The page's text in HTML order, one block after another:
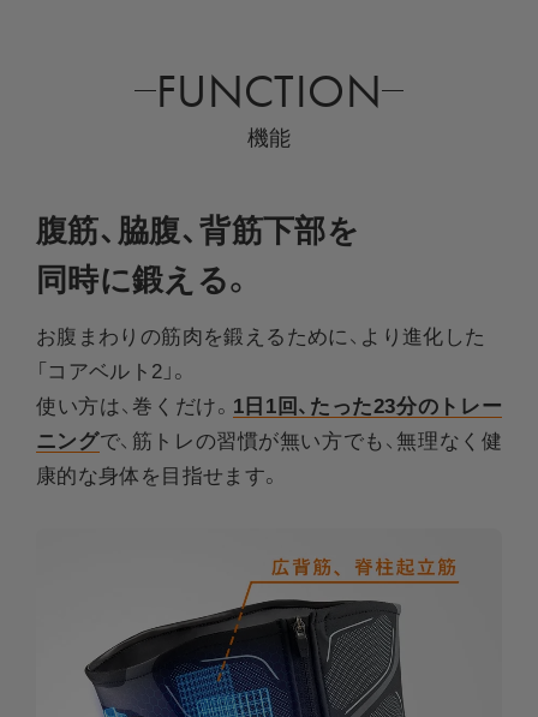
FUNCTION
機能
腹筋、脇腹、背筋下部を​
同時に鍛える。
お腹まわりの筋肉を鍛えるために、より進化した
「コアベルト2」。
使い方は、巻くだけ。 1日1回、たった23分のトレー
ニングで、筋トレの習慣が無い方でも、無理なく健
康的な身体を目指せます。